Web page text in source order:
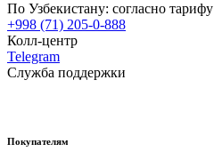
По Узбекистану: согласно тарифу
+998 (71) 205-0-888
Колл-центр
Telegram
Служба поддержки
Покупателям